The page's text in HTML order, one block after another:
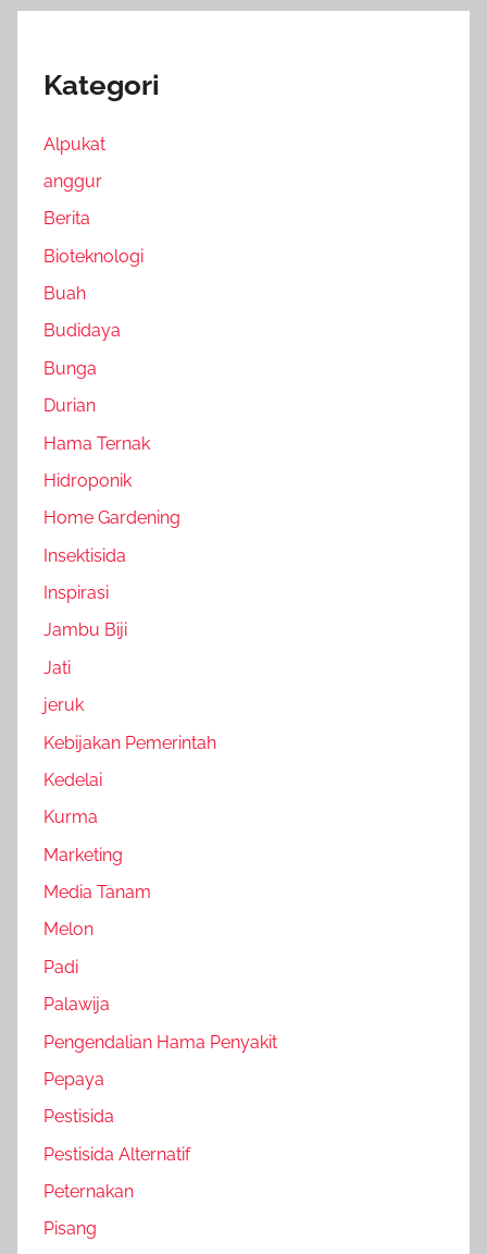
Kategori
Alpukat
anggur
Berita
Bioteknologi
Buah
Budidaya
Bunga
Durian
Hama Ternak
Hidroponik
Home Gardening
Insektisida
Inspirasi
Jambu Biji
Jati
jeruk
Kebijakan Pemerintah
Kedelai
Kurma
Marketing
Media Tanam
Melon
Padi
Palawija
Pengendalian Hama Penyakit
Pepaya
Pestisida
Pestisida Alternatif
Peternakan
Pisang